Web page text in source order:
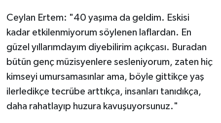
Ceylan Ertem: "40 yaşıma da geldim. Eskisi
kadar etkilenmiyorum söylenen laflardan. En
güzel yıllarımdayım diyebilirim açıkçası. Buradan
bütün genç müzisyenlere sesleniyorum, zaten hiç
kimseyi umursamasınlar ama, böyle gittikçe yaş
ilerledikçe tecrübe arttıkça, insanları tanıdıkça,
daha rahatlayıp huzura kavuşuyorsunuz."